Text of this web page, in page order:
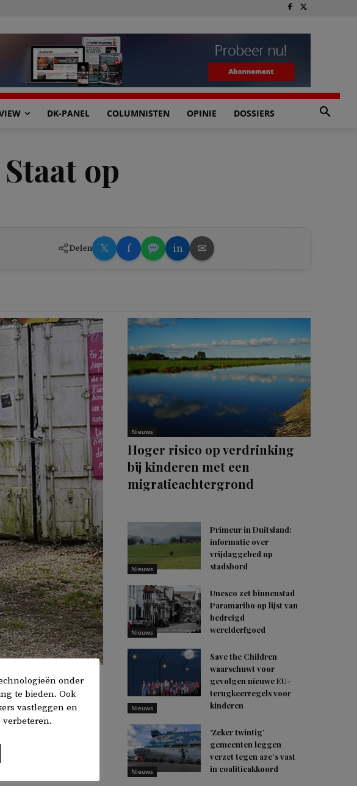
DK-PANEL COLUMNISTEN OPINIE DOSSIERS
op
Delen 𝕏 f in ✉
in
Nieuws
Hoger risico op verdrinking
bij kinderen met een
migratieachtergrond
Nieuws
Primeur in Duitsland:
informatie over
vrijdaggebed op
stadsbord
Nieuws
Unesco zet binnenstad
Paramaribo op lijst van
bedreigd
werelderfgoed
Nieuws
Save the Children
waarschuwt voor
gevolgen nieuwe EU-
terugkeerregels voor
kinderen
Nieuws
‘Zeker twintig’
gemeenten leggen
verzet tegen azc’s vast
in coalitieakkoord
onder
te bieden. Ook
vastleggen en
verbeteren.